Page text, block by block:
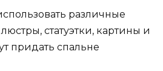
различные
статуэтки, картины и
придать спальне